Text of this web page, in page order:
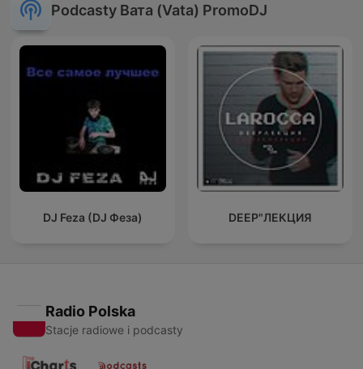
Podcasty Вата (Vata) PromoDJ
DJ Feza (DJ Феза) DEEP"ЛЕКЦИЯ
Radio Polska
Stacje radiowe i podcasty